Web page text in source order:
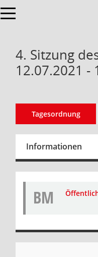
Toggle navigation
4. Sitzung
12.07.2021 -
Tagesordnung
Informationen
BM